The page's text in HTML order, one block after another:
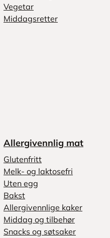
Vegetar
Middagsretter
Allergivennlig mat
Glutenfritt
Melk- og laktosefri
Uten egg
Bakst
Allergivennlige kaker
Middag og tilbehør
Snacks og søtsaker